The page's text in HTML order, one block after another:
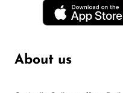
About us